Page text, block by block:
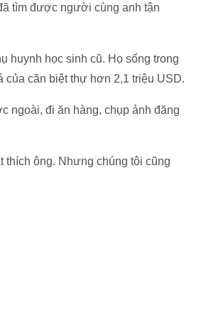
tìm được người cùng anh tận
huynh học sinh cũ. Họ sống trong
của căn biệt thự hơn 2,1 triệu USD.
ngoài, đi ăn hàng, chụp ảnh đăng
thích ông. Nhưng chúng tôi cũng